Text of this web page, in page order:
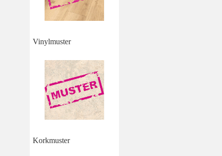
Vinylmuster
Korkmuster